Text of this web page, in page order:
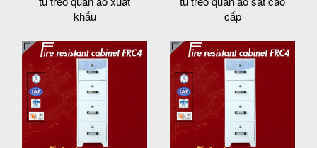
khẩu
cấp